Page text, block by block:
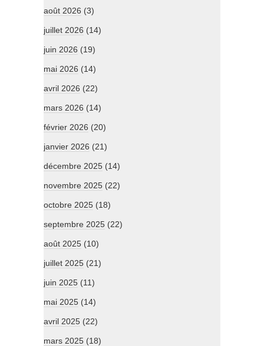
août 2026 (3)
juillet 2026 (14)
juin 2026 (19)
mai 2026 (14)
avril 2026 (22)
mars 2026 (14)
février 2026 (20)
janvier 2026 (21)
décembre 2025 (14)
novembre 2025 (22)
octobre 2025 (18)
septembre 2025 (22)
août 2025 (10)
juillet 2025 (21)
juin 2025 (11)
mai 2025 (14)
avril 2025 (22)
mars 2025 (18)